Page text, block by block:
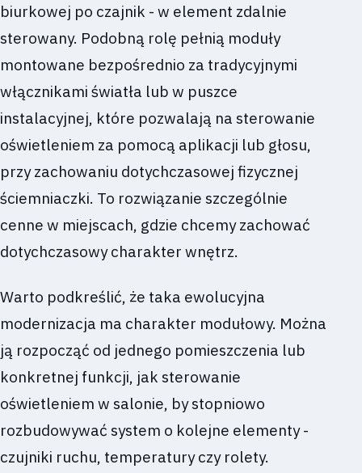
biurkowej po czajnik - w element zdalnie
sterowany. Podobną rolę pełnią moduły
montowane bezpośrednio za tradycyjnymi
włącznikami światła lub w puszce
instalacyjnej, które pozwalają na sterowanie
oświetleniem za pomocą aplikacji lub głosu,
przy zachowaniu dotychczasowej fizycznej
ściemniaczki. To rozwiązanie szczególnie
cenne w miejscach, gdzie chcemy zachować
dotychczasowy charakter wnętrz.
Warto podkreślić, że taka ewolucyjna
modernizacja ma charakter modułowy. Można
ją rozpocząć od jednego pomieszczenia lub
konkretnej funkcji, jak sterowanie
oświetleniem w salonie, by stopniowo
rozbudowywać system o kolejne elementy -
czujniki ruchu, temperatury czy rolety.